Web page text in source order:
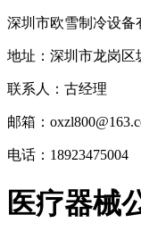
深圳市欧雪制冷设备
地址：深圳市龙岗
联系人：古经理
邮箱：
电话：18923475004
医疗器械